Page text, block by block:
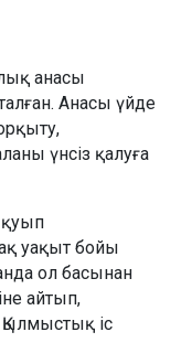
анасы
Анасы үйде
үнсіз қалуға
қуып
уақыт бойы
ол басынан
айтып,
іс